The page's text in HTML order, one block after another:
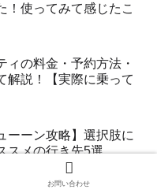
！使ってみて感じたこ
ィの料金・予約方法・
解説！【実際に乗って
ーーン攻略】選択肢に
スメの行き先5選
お問い合わせ